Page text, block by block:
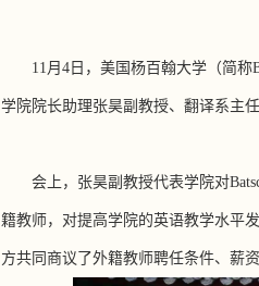
11月 4 日，美国杨百翰大学（简称
学院院长助理张昊副教授、翻译系主
会上， 张昊副教授代表学院对
籍教师，对提高学院的英语教学水平
方共同商议了外籍教师聘任条件、薪